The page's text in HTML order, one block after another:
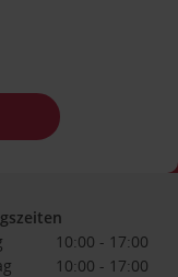
10:00 - 17:00
10:00 - 17:00